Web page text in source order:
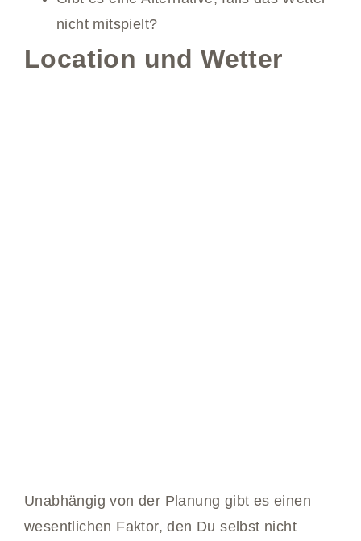
nicht mitspielt?
Location und Wetter
Unabhängig von der Planung gibt es einen
wesentlichen Faktor, den Du selbst nicht